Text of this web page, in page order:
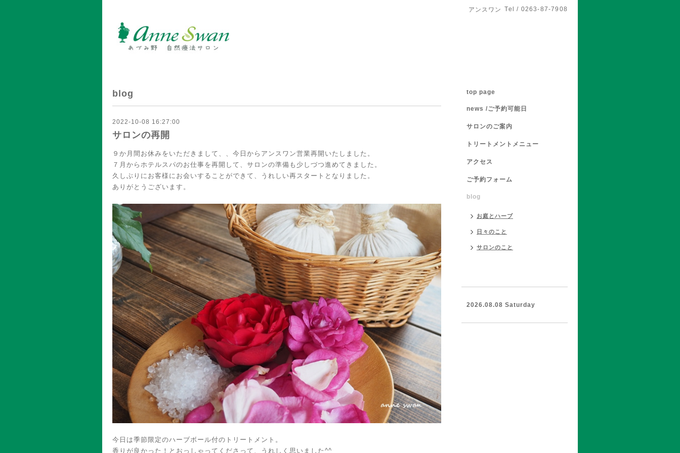
アンスワン Tel / 0263-87-7908
blog
2022-10-08 16:27:00
サロンの再開
９か月間お休みをいただきまして、、今日からアンスワン営業再開いたしました。
７月からホテルスパのお仕事を再開して、サロンの準備も少しづつ進めてきました。
久しぶりにお客様にお会いすることができて、うれしい再スタートとなりました。
ありがとうございます。
今日は季節限定のハーブボール付のトリートメント。
香りが良かった！とおっしゃってくださって、うれしく思いました^^
top page
news /ご予約可能日
サロンのご案内
トリートメントメニュー
アクセス
ご予約フォーム
blog
お庭とハーブ
日々のこと
サロンのこと
2026.08.08 Saturday